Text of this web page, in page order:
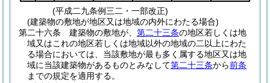
(平成二九条例三二・一部改正)
(建築物の敷地が地区又は地域の内外にわたる場合)
第二十六条
建築物の敷地が、 第二十三条の地区若しくは地
域又はこれの地区若しくは地域以外の地域の二以上にわた
る場合においては、当該敷地が最も多く属する地区又は地
域に当該建築物があるものとみなして第二十三条から前条
までの規定を適用する。